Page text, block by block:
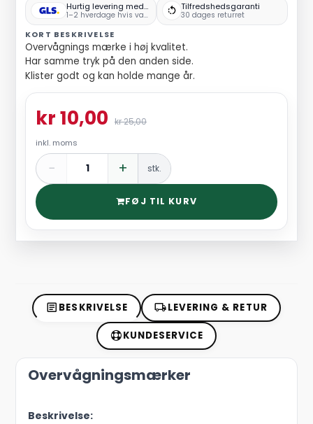
Hurtig levering med GLS
1–2 hverdage hvis varen er på lager
Tilfredshedsgaranti
30 dages returret
KORT BESKRIVELSE
Overvågnings mærke i høj kvalitet.
Har samme tryk på den anden side.
Klister godt og kan holde mange år.
kr 10,00
kr 25,00
inkl. moms
− + stk.
FØJ TIL KURV
BESKRIVELSE LEVERING & RETUR
KUNDESERVICE
Overvågningsmærker
Beskrivelse: